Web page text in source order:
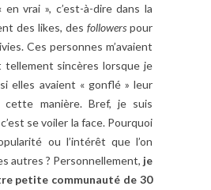
en vrai », c’est-à-dire dans la
des likes, des followers pour
Ces personnes m’avaient
tellement sincères lorsque je
elles avaient « gonflé » leur
cette manière. Bref, je suis
se voiler la face. Pourquoi
ou l’intérêt que l’on
autres ? Personnellement, je
petite communauté de 30